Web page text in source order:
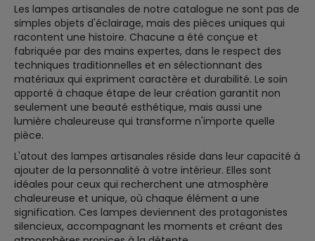
Les lampes artisanales de notre catalogue ne sont pas de
simples objets d'éclairage, mais des pièces uniques qui
racontent une histoire. Chacune a été conçue et
fabriquée par des mains expertes, dans le respect des
techniques traditionnelles et en sélectionnant des
matériaux qui expriment caractère et durabilité. Le soin
apporté à chaque étape de leur création garantit non
seulement une beauté esthétique, mais aussi une
lumière chaleureuse qui transforme n'importe quelle
pièce.
L'atout des lampes artisanales réside dans leur capacité à
ajouter de la personnalité à votre intérieur. Elles sont
idéales pour ceux qui recherchent une atmosphère
chaleureuse et unique, où chaque élément a une
signification. Ces lampes deviennent des protagonistes
silencieux, accompagnant les moments et créant des